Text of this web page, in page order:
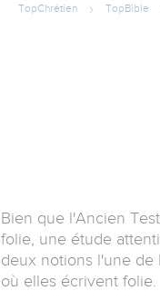
TopChrétien TopBible
Bien que l'Ancien
folie, une étude
deux notions l'une de
où elles écrivent folie.